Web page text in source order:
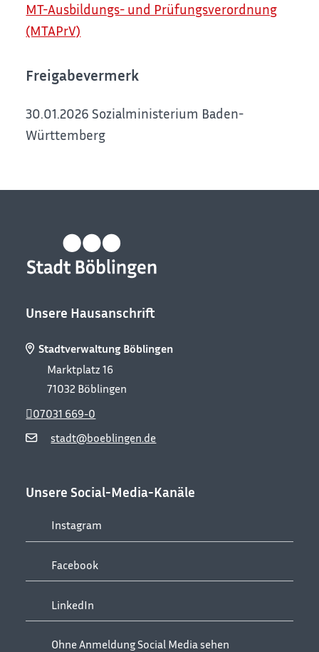
MT-Ausbildungs- und Prüfungsverordnung
(MTAPrV)
Freigabevermerk
30.01.2026 Sozialministerium Baden-
Württemberg
Unsere Hausanschrift
Stadtverwaltung Böblingen
Marktplatz 16
71032 Böblingen
stadt@boeblingen.de
07031 669-0
Unsere Social-Media-Kanäle
Instagram
Facebook
LinkedIn
Ohne Anmeldung Social Media sehen